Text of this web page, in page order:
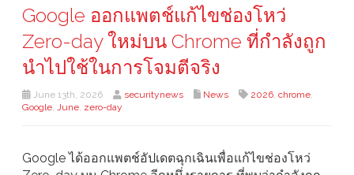
Google ออกแพตช์แก้ไขช่องโหว่
Zero-day ใหม่บน Chrome ที่กำลังถูก
นำไปใช้ในการโจมตีจริง
June 13th, 2026 securitynews News 2026, chrome,
Google, June, zero-day
Google ได้ออกแพตช์อัปเดตฉุกเฉินเพื่อแก้ไขช่องโหว่